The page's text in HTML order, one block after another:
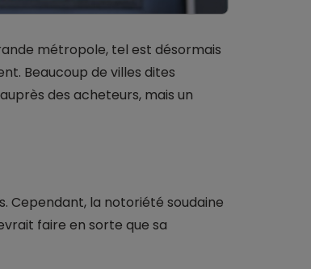
métropole, tel est désormais
Beaucoup de villes dites
des acheteurs, mais un
Cependant, la notoriété soudaine
faire en sorte que sa